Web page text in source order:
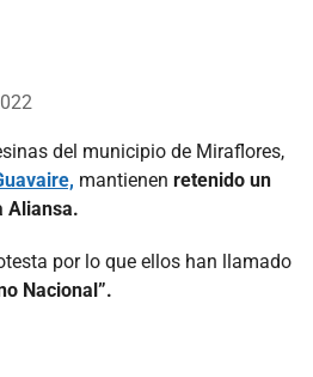
del municipio de Miraflores,
mantienen retenido un
Aliansa.
por lo que ellos han llamado
Nacional”.